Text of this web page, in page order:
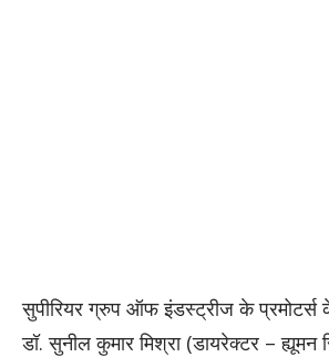
सुपीरियर ग्रुप ऑफ इंडस्ट्रीज के प्रमोटर्स
डॉ. सुनील कुमार मिश्रा (डायरेक्टर – ह्यूमन